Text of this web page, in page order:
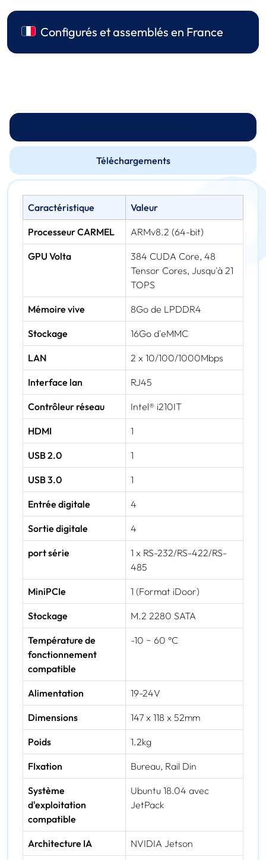
Configurés et assemblés en France
Téléchargements
Caractéristique Valeur
Processeur CARMEL ARMv8.2 (64-bit)
GPU Volta
384 CUDA Core, 48
Tensor Cores, Jusqu'à 21
TOPS
Mémoire vive 8Go de LPDDR4
Stockage 16Go d'eMMC
LAN 2 x 10/100/1000Mbps
Interface lan RJ45
Contrôleur réseau Intel® i210IT
HDMI 1
USB 2.0 1
USB 3.0 1
Entrée digitale 4
Sortie digitale 4
port série
1 x RS-232/RS-422/RS-
485
MiniPCIe 1 (Format iDoor)
Stockage M.2 2280 SATA
Température de
fonctionnement
compatible
-10 ~ 60 °C
Alimentation 19-24V
Dimensions 147 x 118 x 52mm
Poids 1.2kg
FIxation Bureau, Rail Din
Système
d'exploitation
compatible
Ubuntu 18.04 avec
JetPack
Architecture IA NVIDIA Jetson